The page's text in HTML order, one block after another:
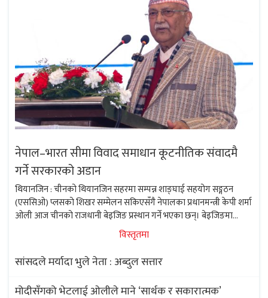
नेपाल–भारत सीमा विवाद समाधान कूटनीतिक संवादमै
गर्ने सरकारको अडान
थियानजिन : चीनको थियानजिन सहरमा सम्पन्न शाङ्घाई सहयोग सङ्गठन
(एससिओ) प्लसको शिखर सम्मेलन सकिएसँगै नेपालका प्रधानमन्त्री केपी शर्मा
ओली आज चीनको राजधानी बेइजिङ प्रस्थान गर्ने भएका छन्। बेइजिङमा
प्रधानमन्त्री ओलीले चीनका उपराष्ट्रपति हान चङ्गसँग भेटवार्ता गर्ने कार्यक्रम तय
विस्तृतमा
सांसदले मर्यादा भुले नेता : अब्दुल सत्तार
मोदीसँगको भेटलाई ओलीले माने ‘सार्थक र सकारात्मक’